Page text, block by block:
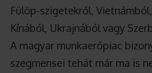
Fülöp-szigetekről,
Kínából, Ukrajnából vagy
A magyar munkaerőpiac
szegmensei tehát már ma is